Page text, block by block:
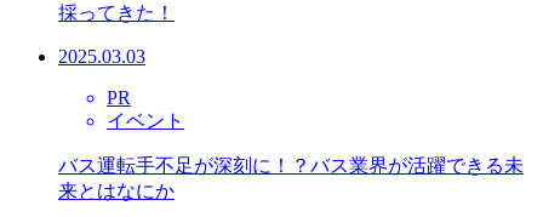
採ってきた！
2025.03.03
PR
イベント
バス運転手不足が深刻に！？バス業界が活躍できる未
来とはなにか